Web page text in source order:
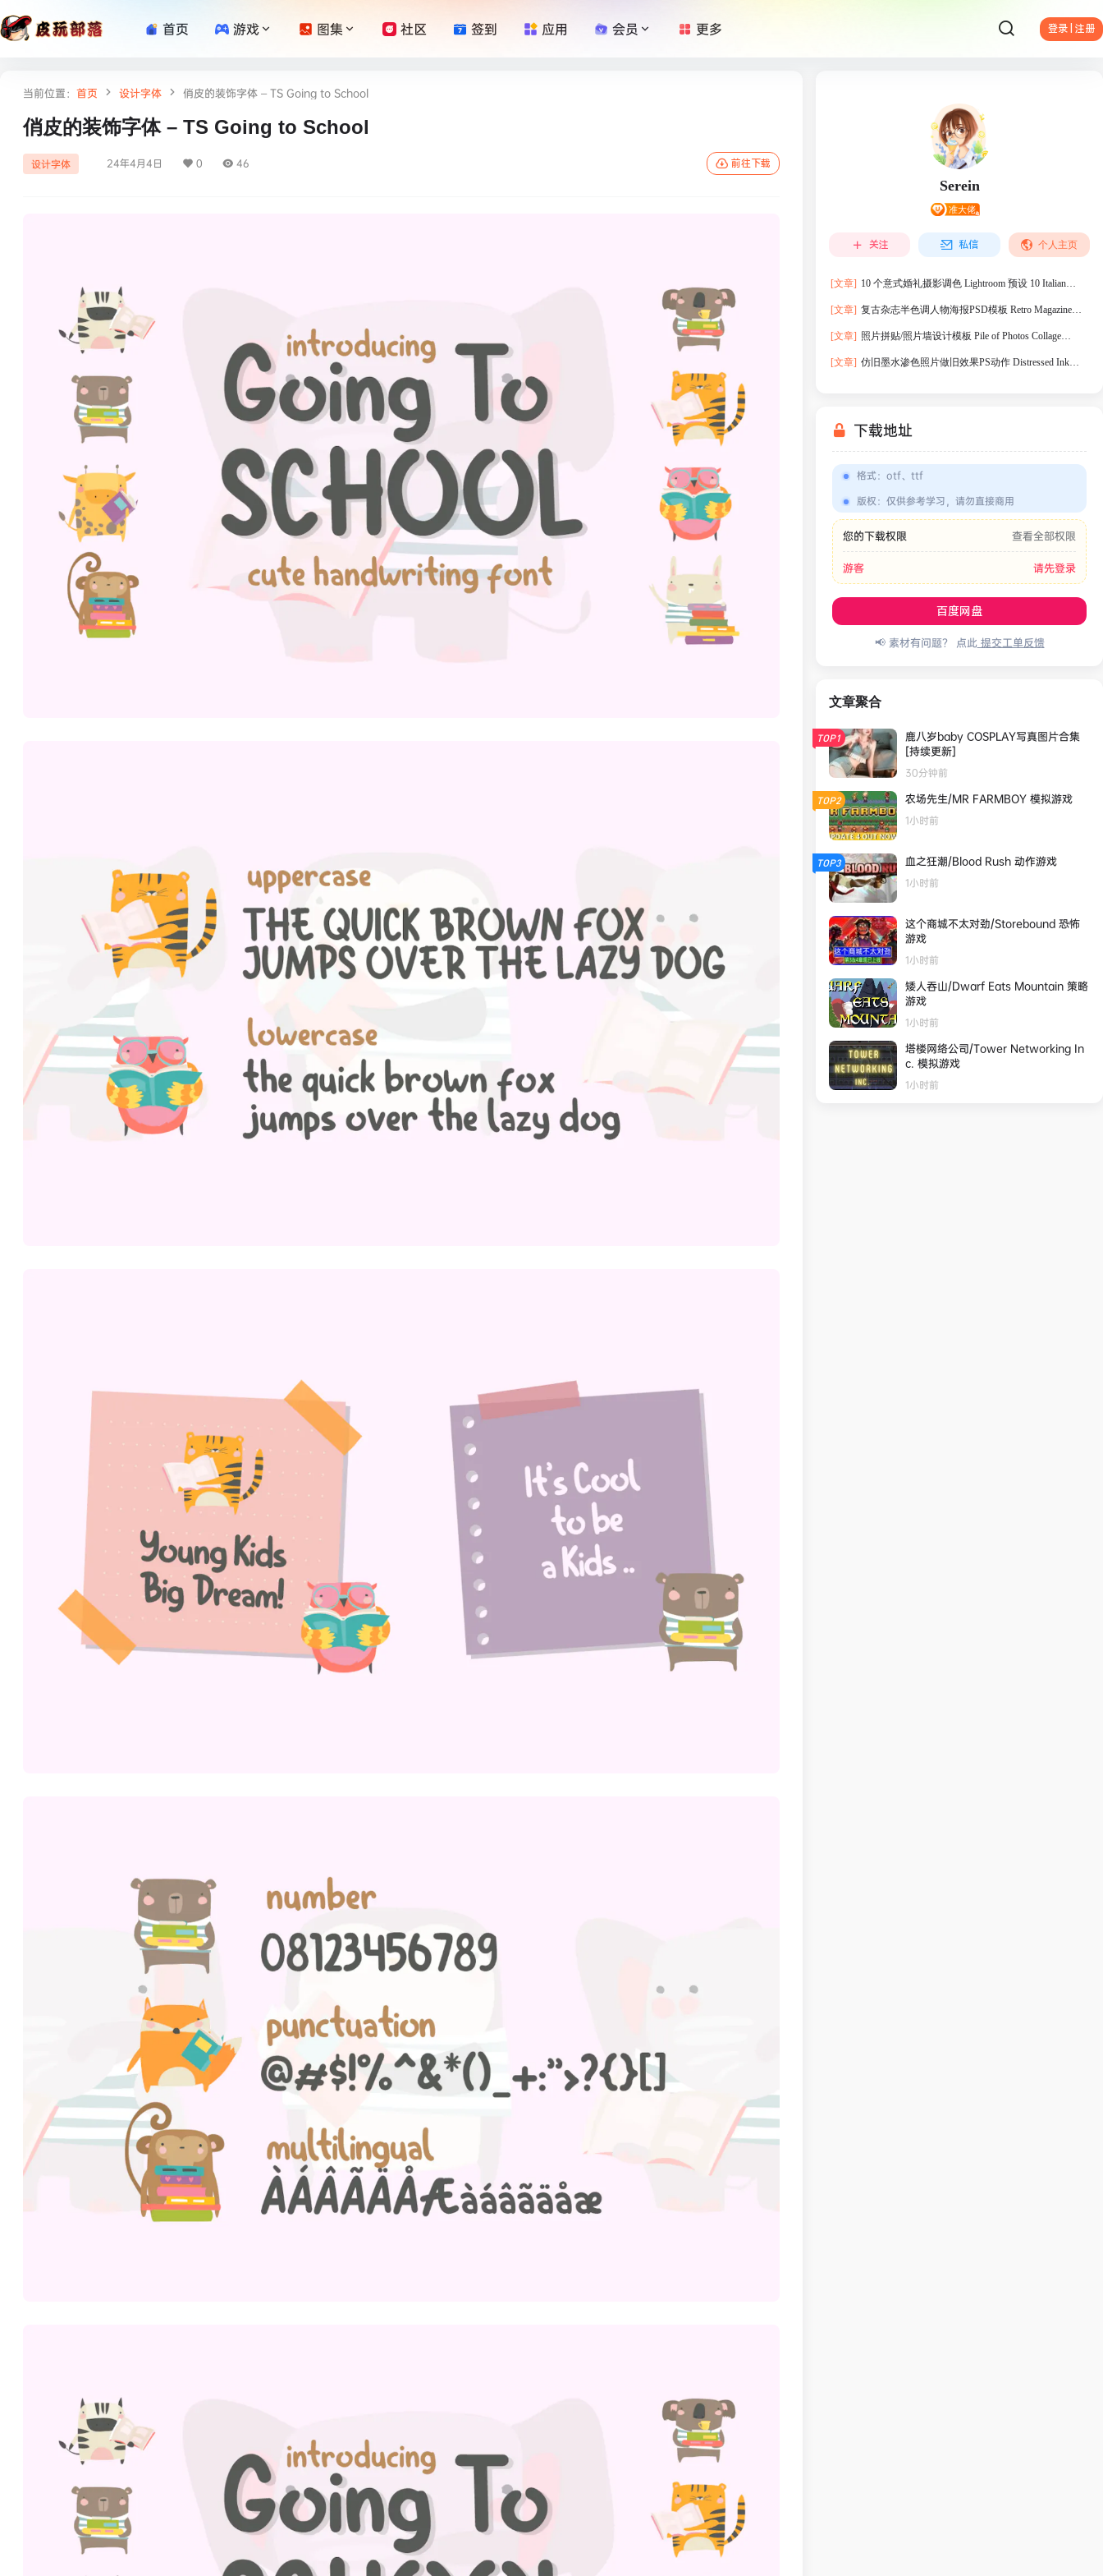
登录 | 注册
首页 游戏 图集 社区 签到 应用 会员 更多
当前位置： 首页 设计字体 俏皮的装饰字体 – TS Going to School
俏皮的装饰字体 – TS Going to School
设计字体 24年4月4日 0 46 前往下载
Serein
关注 私信 个人主页
[文章] 10 个意式婚礼摄影调色 Lightroom 预设 10 Italian
[文章] 复古杂志半色调人物海报PSD模板 Retro Magazine
[文章] 照片拼贴/照片墙设计模板 Pile of Photos Collage
[文章] 仿旧墨水渗色照片做旧效果PS动作 Distressed Ink
下载地址
格式： otf、ttf
版权： 仅供参考学习，请勿直接商用
您的下载权限 查看全部权限
游客 请先登录
百度网盘
📢 素材有问题？ 点此提交工单反馈
文章聚合
TOP1
鹿八岁baby COSPLAY写真图片合集
[持续更新]
30分钟前
TOP2 农场先生/MR FARMBOY 模拟游戏
1小时前
TOP3 血之狂潮/Blood Rush 动作‎游戏
1小时前
这个商城不太对劲/Storebound 恐怖
游戏
1小时前
矮人吞山/Dwarf Eats Mountain 策略
游戏
1小时前
塔楼网络公司/Tower Networking In
c. 模拟游戏
1小时前